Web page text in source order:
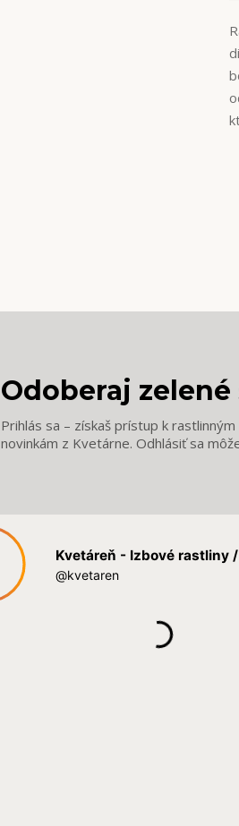
Odoberaj zelené
Prihlás sa – získaš prístup k
novinkám z Kvetárne. Odhlásiť sa